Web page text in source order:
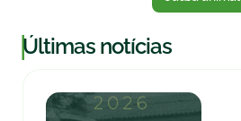
|Últimas notícias